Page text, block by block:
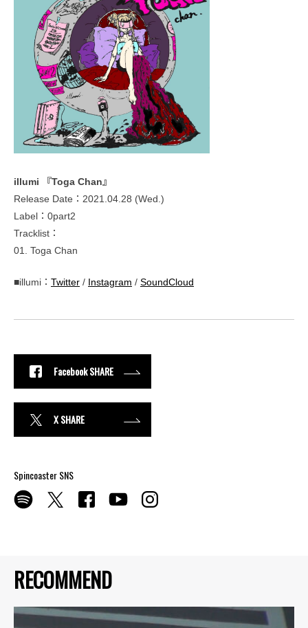
RECOMMEND
illumi 『Toga Chan』
Release Date：2021.04.28 (Wed.)
Label：0part2
Tracklist：
01. Toga Chan
■illumi： Twitter / Instagram / SoundCloud
Facebook SHARE
X SHARE
Spincoaster SNS